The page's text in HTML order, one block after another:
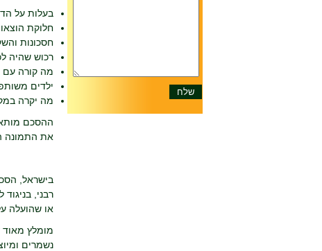
בעלות על
חלוקת
חסכונות
רכוש שהיה
מה קורה עם
ילדים
מה יקרה
ההסכם
את התמונה
בישראל,
רבני,
או שהועלה
מומלץ מאוד
נשמרים